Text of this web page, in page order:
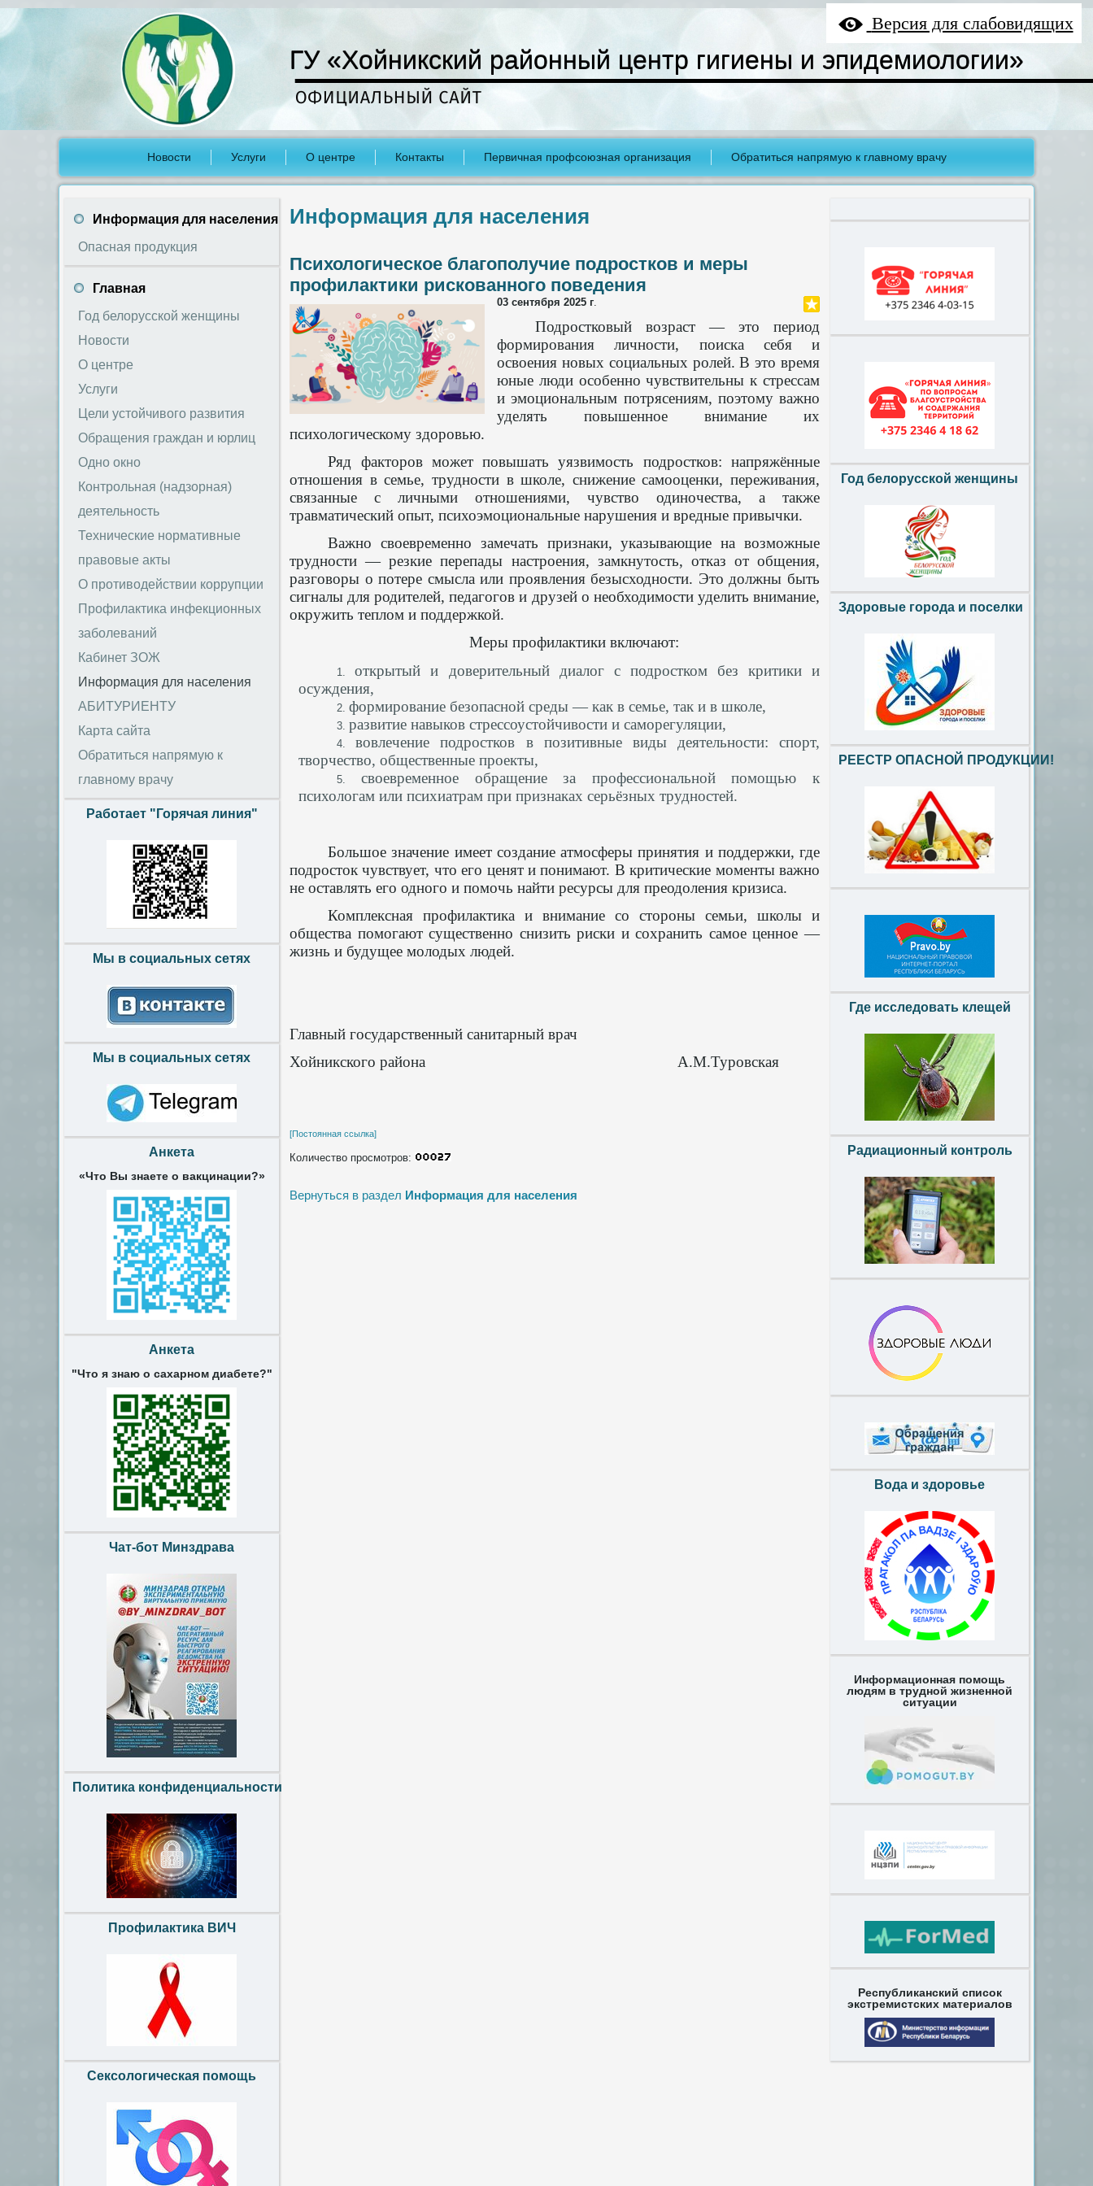
Версия для слабовидящих
ГУ «Хойникский районный центр гигиены и эпидемиологии»
Новости Услуги О центре Контакты Первичная профсоюзная организация Обратиться напрямую к главному врачу
Информация для населения
Опасная продукция
Главная
Год белорусской женщины
Новости
О центре
Услуги
Цели устойчивого развития
Обращения граждан и юрлиц
Одно окно
Контрольная (надзорная)
деятельность
Технические нормативные
правовые акты
О противодействии коррупции
Профилактика инфекционных
заболеваний
Кабинет ЗОЖ
Информация для населения
АБИТУРИЕНТУ
Карта сайта
Обратиться напрямую к
главному врачу
Работает "Горячая линия"
Мы в социальных сетях
Мы в социальных сетях
Анкета
«Что Вы знаете о вакцинации?»
Анкета
"Что я знаю о сахарном диабете?"
Чат-бот Минздрава
Политика конфиденциальности
Профилактика ВИЧ
Сексологическая помощь
Информация для населения
Психологическое благополучие подростков и меры
профилактики рискованного поведения
03 сентября 2025 г.
Подростковый возраст — это период
формирования личности, поиска себя и
освоения новых социальных ролей. В это время
юные люди особенно чувствительны к стрессам
и эмоциональным потрясениям, поэтому важно
уделять повышенное внимание их
психологическому здоровью.
Ряд факторов может повышать уязвимость подростков: напряжённые
отношения в семье, трудности в школе, снижение самооценки, переживания,
связанные с личными отношениями, чувство одиночества, а также
травматический опыт, психоэмоциональные нарушения и вредные привычки.
Важно своевременно замечать признаки, указывающие на возможные
трудности — резкие перепады настроения, замкнутость, отказ от общения,
разговоры о потере смысла или проявления безысходности. Это должны быть
сигналы для родителей, педагогов и друзей о необходимости уделить внимание,
окружить теплом и поддержкой.
Меры профилактики включают:
открытый и доверительный диалог с подростком без критики и
осуждения,
формирование безопасной среды — как в семье, так и в школе,
развитие навыков стрессоустойчивости и саморегуляции,
вовлечение подростков в позитивные виды деятельности: спорт,
творчество, общественные проекты,
своевременное обращение за профессиональной помощью к
психологам или психиатрам при признаках серьёзных трудностей.
Большое значение имеет создание атмосферы принятия и поддержки, где
подросток чувствует, что его ценят и понимают. В критические моменты важно
не оставлять его одного и помочь найти ресурсы для преодоления кризиса.
Комплексная профилактика и внимание со стороны семьи, школы и
общества помогают существенно снизить риски и сохранить самое ценное —
жизнь и будущее молодых людей.
Главный государственный санитарный врач
Хойникского района А.М.Туровская
[Постоянная ссылка]
Количество просмотров:
Вернуться в раздел Информация для населения
Год белорусской женщины
Здоровые города и поселки
РЕЕСТР ОПАСНОЙ ПРОДУКЦИИ!
Где исследовать клещей
Радиационный контроль
Вода и здоровье
Информационная помощь
людям в трудной жизненной
ситуации
Республиканский список
экстремистских материалов